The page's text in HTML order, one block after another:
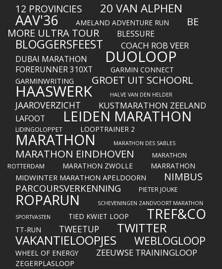
12 PROVINCIES 20 VAN ALPHEN
AAV'36 AMELAND ADVENTURE RUN
BE
MORE ULTRA TOUR
BLESSURE
BLOGGERSFEEST COACH ROB VEER
DUBAI MARATHON DUOLOOP
FORERUNNER 310XT GARMIN CONNECT
GARMINWRITING GROET UIT SCHOORL
HAASWERK HALVE VAN DEN HELDER
JAAROVERZICHT KUSTMARATHON ZEELAND
LAFOOT LEIDEN MARATHON
LIDINGOLOPPET LOOPTRAINER 2
MARATHON MARATHON DES SABLES
MARATHON EINDHOVEN
MARATHON
ROTTERDAM
MARATHON ZWOLLE MARRATHON
MIDWINTER MARATHON APELDOORN NIMBUS
PARCOURSVERKENNING PIETER JOUKE
ROPARUN
SCHEVENINGEN ZANDVOORT MARATHON
SPORTVASTEN
TIED KWIET LOOP TREF&CO
TT-RUN TWEETUP TWITTER
VAKANTIELOOPJES WEBLOGLOOP
WHEEL OF ENERGY ZEEUWSE TRAININGLOOP
ZEGERPLASLOOP